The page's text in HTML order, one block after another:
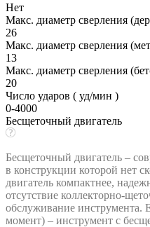
Нет
Макс. диаметр сверления
26
Макс. диаметр сверления
13
Макс. диаметр сверления
20
Число ударов ( уд/мин )
0-4000
Бесщеточный двигатель
Бесщеточный двигатель –
в конструкции которой нет
двигатель компактнее,
отсутствие коллекторно-
обслуживание
момент) – инструмент с